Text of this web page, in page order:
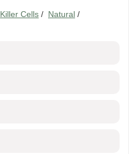
Killer Cells / Natural /